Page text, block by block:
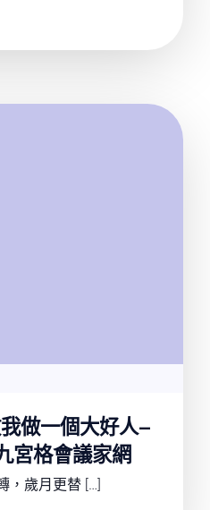
做一個大好人–
宮格會議家網
，歲月更替 […]